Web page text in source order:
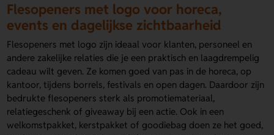
Flesopeners met logo voor horeca,
events en dagelijkse zichtbaarheid
Flesopeners met logo zijn ideaal voor klanten, personeel en
andere zakelijke relaties die je een praktisch en laagdrempelig
cadeau wilt geven. Ze komen goed van pas in de horeca, op
kantoor, tijdens borrels, festivals en open dagen. Daardoor zijn
bedrukte flesopeners sterk als promotiemateriaal,
relatiegeschenk of giveaway bij een actie. Ook in een
welkomstpakket, kerstpakket of goodiebag doen ze het goed,